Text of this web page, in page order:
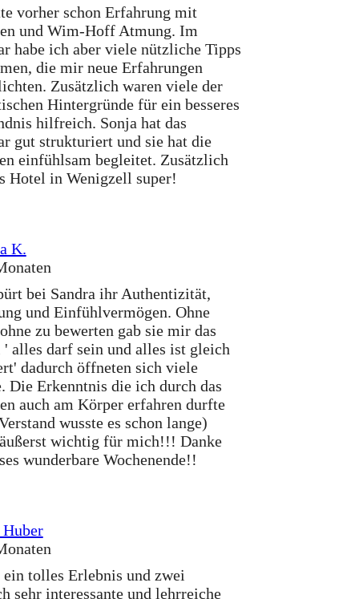
vorher schon Erfahrung mit
und Wim-Hoff Atmung. Im
habe ich aber viele nützliche Tipps
die mir neue Erfahrungen
Zusätzlich waren viele der
Hintergründe für ein besseres
hilfreich. Sonja hat das
gut strukturiert und sie hat die
einfühlsam begleitet. Zusätzlich
Hotel in Wenigzell super!
K.
bei Sandra ihr Authentizität,
und Einfühlvermögen. Ohne
zu bewerten gab sie mir das
alles darf sein und alles ist gleich
dadurch öffneten sich viele
Die Erkenntnis die ich durch das
auch am Körper erfahren durfte
wusste es schon lange)
wichtig für mich!!! Danke
wunderbare Wochenende!!
Huber
ein tolles Erlebnis und zwei
sehr interessante und lehrreiche